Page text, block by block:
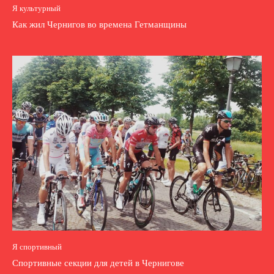
Я культурный
Как жил Чернигов во времена Гетманщины
Я спортивный
Спортивные секции для детей в Чернигове